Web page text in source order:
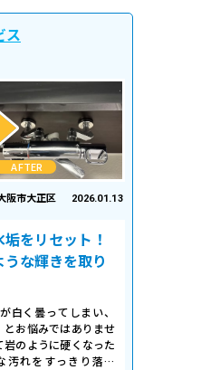
ス
AFTER
阪市大正区 2026.01.13
をリセット！
な輝きを取り
白く曇ってしまい、
とお悩みではありませ
のように硬くなった
汚れをすっきり落と